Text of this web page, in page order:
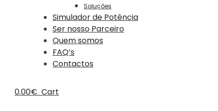
Soluções
Simulador de Potência
Ser nosso Parceiro
Quem somos
FAQ’s
Contactos
0.00€ Cart